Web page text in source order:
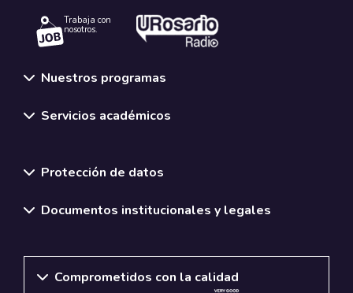
Trabaja con
nosotros.
Nuestros programas
Servicios académicos
Protección de datos
Documentos institucionales y legales
Comprometidos con la calidad